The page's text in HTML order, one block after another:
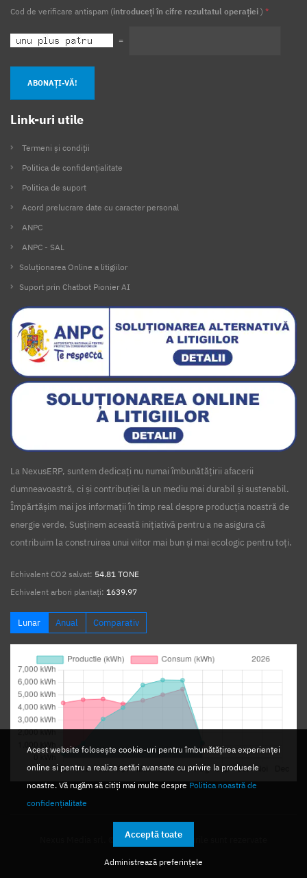
Acest website folosește cookie-uri pentru îmbunătățirea experienței
online si pentru a realiza setări avansate cu privire la produsele
noastre. Vă rugăm să citiți mai multe despre Politica noastră de
confidențialitate
Acceptă toate
Administrează preferințele
Cod de verificare antispam (introduceți în cifre rezultatul operației ) *
=
ABONAȚI-VĂ!
Link-uri utile
Termeni și condiții
Politica de confidențialitate
Politica de suport
Acord prelucrare date cu caracter personal
ANPC
ANPC - SAL
Soluționarea Online a litigiilor
Suport prin Chatbot Pionier AI
La NexusERP, suntem dedicați nu numai îmbunătățirii afacerii
dumneavoastră, ci și contribuției la un mediu mai durabil și sustenabil.
Împărtășim mai jos informații în timp real despre producția noastră de
energie verde. Susținem această inițiativă pentru a ne asigura că
contribuim la construirea unui viitor mai bun și mai ecologic pentru toți.
Echivalent CO2 salvat: 54.81 TONE
Echivalent arbori plantați: 1639.97
Lunar Anual Comparativ
Nexus Media srl. © 2026. Toate drepturile sunt rezervate